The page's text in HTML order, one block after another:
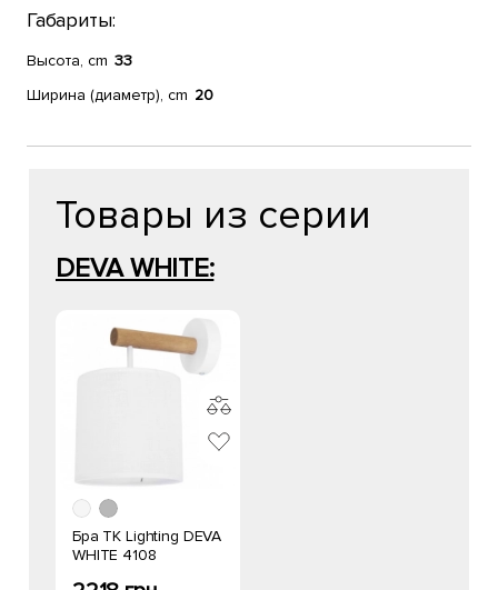
Габариты:
Высота, cm 33
Ширина (диаметр), cm 20
Товары из серии
DEVA WHITE:
Бра TK Lighting DEVA
WHITE 4108